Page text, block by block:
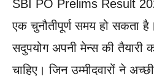
SBI PO Prelims Result
एक चुनौतीपूर्ण समय हो सकता
सदुपयोग अपनी मेन्स की तैयारी
चाहिए। जिन उम्मीदवारों ने